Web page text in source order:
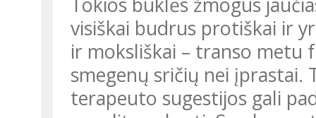
visiškai budrus protiškai ir
ir moksliškai – transo metu
smegenų sričių nei įprastai.
terapeuto sugestijos gali